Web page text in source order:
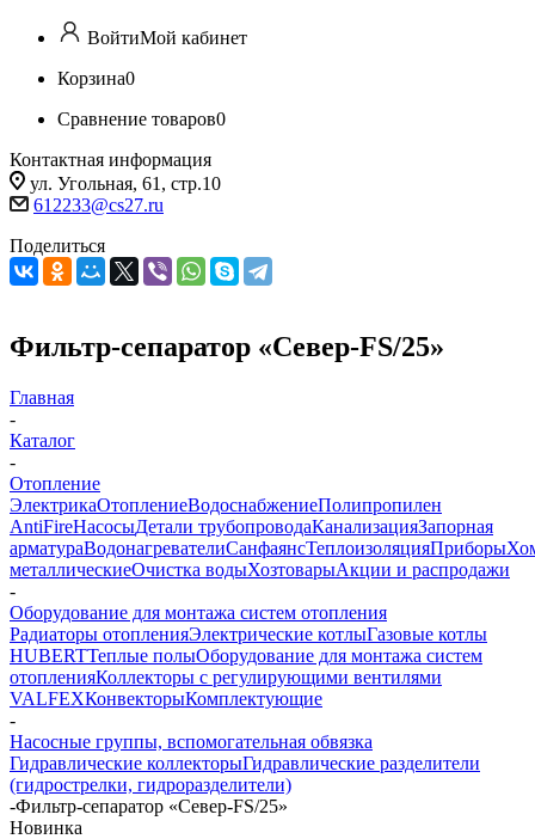
ВойтиМой кабинет
Корзина0
Сравнение товаров0
Контактная информация
ул. Угольная, 61, стр.10
612233@cs27.ru
Поделиться
Фильтр-сепаратор «Север-FS/25»
Главная
-
Каталог
-
Отопление
ЭлектрикаОтоплениеВодоснабжениеПолипропилен
AntiFireНасосыДетали трубопроводаКанализацияЗапорная
арматураВодонагревателиСанфаянсТеплоизоляцияПриборы
металлическиеОчистка водыХозтоварыАкции и распродажи
-
Оборудование для монтажа систем отопления
Радиаторы отопленияЭлектрические котлыГазовые котлы
HUBERTТеплые полыОборудование для монтажа систем
отопленияКоллекторы с регулирующими вентилями
VALFEXКонвекторыКомплектующие
-
Насосные группы, вспомогательная обвязка
Гидравлические коллекторыГидравлические разделители
(гидрострелки, гидроразделители)
-Фильтр-сепаратор «Север-FS/25»
Новинка